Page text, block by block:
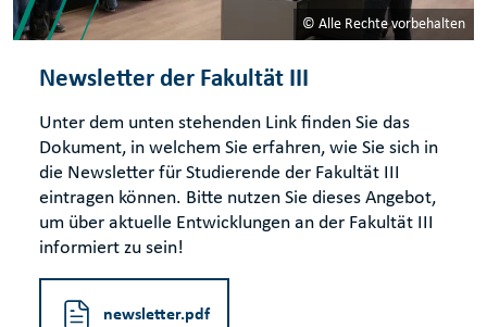
Newsletter der Fakultät III
Unter dem unten stehenden Link finden Sie das
Dokument, in welchem Sie erfahren, wie Sie sich in
die Newsletter für Studierende der Fakultät III
eintragen können. Bitte nutzen Sie dieses Angebot,
um über aktuelle Entwicklungen an der Fakultät III
informiert zu sein!
newsletter.pdf
© Alle Rechte vorbehalten